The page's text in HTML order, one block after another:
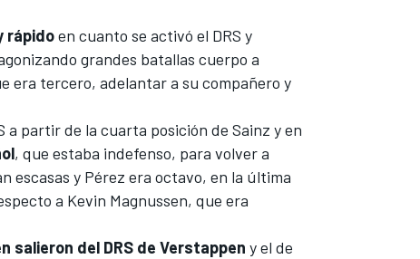
rápidoen cuanto se activó el DRS y
grandes batallas cuerpo a
era tercero, adelantar a su compañero y
partir de la cuarta posición de Sainz y en
, que estaba indefenso, para volver a
escasas y Pérez era octavo, en la última
a Kevin Magnussen, que era
salieron del DRS de Verstappen y el de